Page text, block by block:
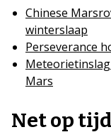
Chinese
winterslaap
Perseverance
Mars
Net op tijd